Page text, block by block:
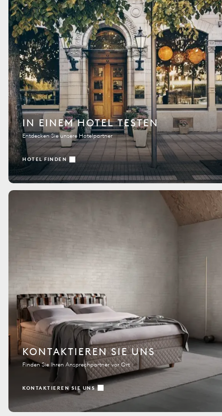
IN EINEM HOTEL TESTEN
Entdecken Sie unsere Hotelpartner
HOTEL FINDEN
KONTAKTIEREN SIE UNS
Finden Sie Ihren Ansprechpartner vor Ort
KONTAKTIEREN SIE UNS